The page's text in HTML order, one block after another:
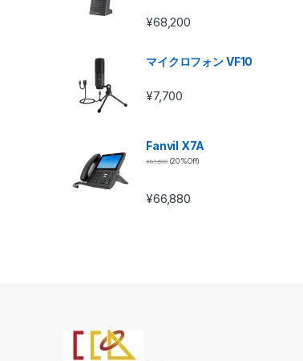
¥68,200
マイクロフォン VF10
¥7,700
Fanvil X7A
¥83,600 (20 %Off)
¥66,880